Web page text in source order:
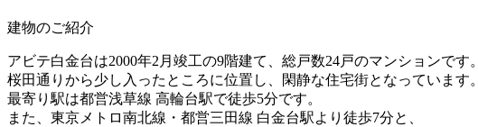
建物のご紹介
アビテ白金台は2000年2月竣工の9階建て、総戸数24戸のマンションです。
桜田通りから少し入ったところに位置し、閑静な住宅街となっています。
最寄り駅は都営浅草線 高輪台駅で徒歩5分です。
また、東京メトロ南北線・都営三田線 白金台駅より徒歩7分と、